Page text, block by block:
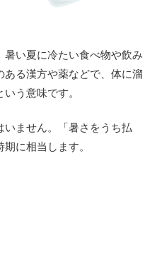
暑い夏 に冷たい食べ物や飲み
ある漢方や薬などで、体に溜
う意味です。
ません。「暑さをうち払
に相当します。